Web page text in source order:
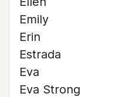
Emily
Erin
Estrada
Eva
Eva Strong